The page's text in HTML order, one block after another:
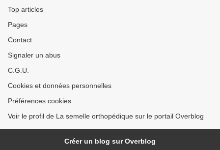
Top articles
Pages
Contact
Signaler un abus
C.G.U.
Cookies et données personnelles
Préférences cookies
Voir le profil de La semelle orthopédique sur le portail Overblog
Créer un blog sur Overblog